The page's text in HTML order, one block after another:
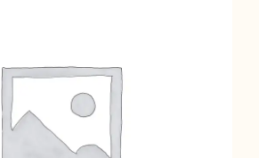
Women Sport Kit